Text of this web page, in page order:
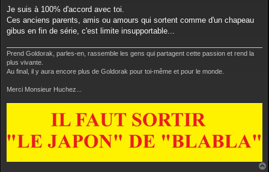
Je suis à 100% d'accord avec toi.
Ces anciens parents, amis ou amours qui sortent comme d'un chapeau
gibus en fin de série, c'est limite insupportable...
Prend Goldorak, parles-en, rassemble les gens qui partagent cette passion et rend la
plus vivante.
Au final, il y aura encore plus de Goldorak pour toi-même et pour le monde.
Merci Monsieur Huchez...